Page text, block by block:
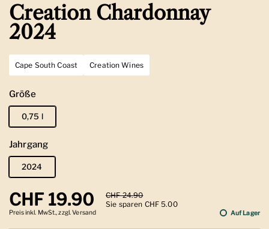
Creation Chardonnay
2024
Cape South Coast Creation Wines
Größe
0,75 l
Jahrgang
2024
Regulärer Preis
CHF 19.90 Sale-Preis
CHF 24.90
Sie sparen CHF 5.00
Preis inkl. MwSt., zzgl. Versand Auf Lager